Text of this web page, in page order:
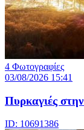
4 Φωτογραφίες
03/08/2026 15:41
Πυρκαγιές
ID: 10691386